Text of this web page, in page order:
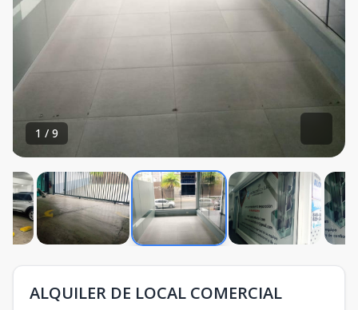
1 / 9
ALQUILER DE LOCAL COMERCIAL